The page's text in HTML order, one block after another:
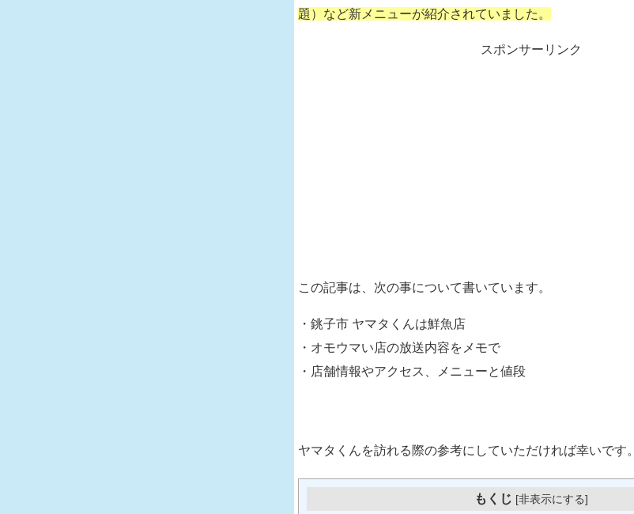
題）など新メニューが紹介されていました。
スポンサーリンク
この記事は、次の事について書いています。
・銚子市 ヤマタくんは鮮魚店
・オモウマい店の放送内容をメモで
・店舗情報やアクセス、メニューと値段
ヤマタくんを訪れる際の参考にしていただければ幸いです。
もくじ [非表示にする]